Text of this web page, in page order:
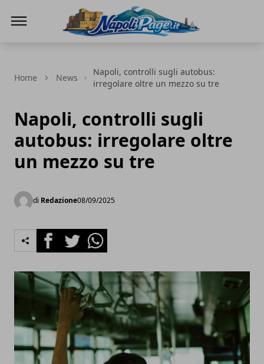
Home News
Napoli, controlli sugli autobus:
irregolare oltre un mezzo su tre
Napoli, controlli sugli
autobus: irregolare oltre
un mezzo su tre
di Redazione08/09/2025
FacebookTwitterWhatsapp